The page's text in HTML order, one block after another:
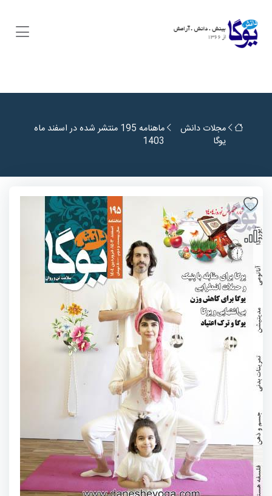
مجلات دانش
یوگا
ماهنامه 195 منتشر شده در اسفند ماه
1403